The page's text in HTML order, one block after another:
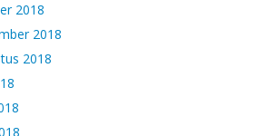
2018
2018
2018